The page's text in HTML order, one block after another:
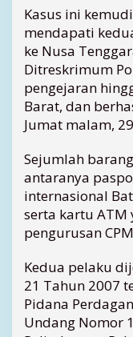
e
l
a
k
u
T
P
P
i
t
a
n
g
a
p
i
L
Kasus ini
mendapati
ke Nusa
Ditreskrimum
pengejaran
Barat, dan
Jumat malam,
Sejumlah
antaranya
internasional
serta kartu ATM
pengurusan
Kedua pelaku
21 Tahun 2007
Pidana
Undang Nomor